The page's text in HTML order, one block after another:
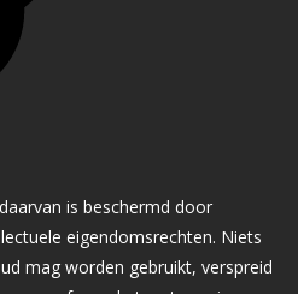
is beschermd door
eigendomsrechten. Niets
mag worden gebruikt, verspreid